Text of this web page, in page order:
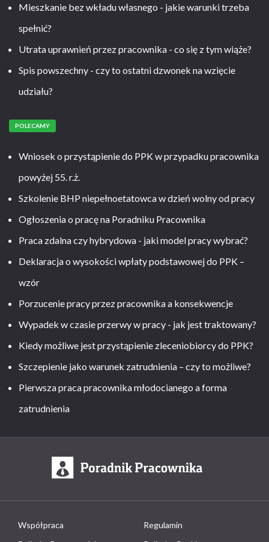
Mieszkanie bez wkładu własnego - jakie warunki trzeba
spełnić?
Utrata uprawnień przez pracownika - co się z tym wiąże?
Spis powszechny - czy to ostatni dzwonek na wzięcie
udziału?
POLECAMY
Wniosek o przystąpienie do PPK w przypadku pracownika
powyżej 55. r.ż.
Szkolenie BHP niepełnoetatowca w dzień wolny od pracy
Ogłoszenia o pracę na Poradniku Pracownika
Praca zdalna czy hybrydowa - jaki model pracy wybrać?
Deklaracja o wysokości wpłaty podstawowej do PPK –
wzór
Porzucenie pracy przez pracownika a konsekwencje
Wypadek w czasie przerwy w pracy - jak jest traktowany?
Kiedy możliwe jest przystąpienie zleceniobiorcy do PPK?
Szczepienie jako warunek zatrudnienia – czy to możliwe?
Pierwsza praca pracownika młodocianego a forma
zatrudnienia
Współpraca
Regulamin